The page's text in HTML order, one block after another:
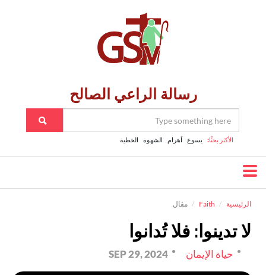
رسالة الراعي الصالح
الأكثر بحثًا: يسوع اَهرام الشهوة الخطية
الرئيسية Faith مقال
لا تدينوا: فلا تُدانوا
حياة الإيمان SEP 29, 2024